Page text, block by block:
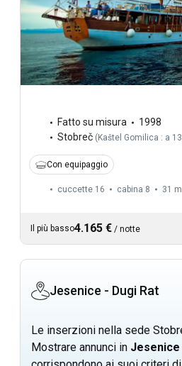
Fatto su misura
1998
Stobreč ( Kaštel Gomilica : a
Con equipaggio
cuccette 16 cabina 8 31 m
Il più basso4.165 € / notte
Jesenice - Dugi Rat
Le inserzioni nella sede
Mostrare annunci in Jesenice